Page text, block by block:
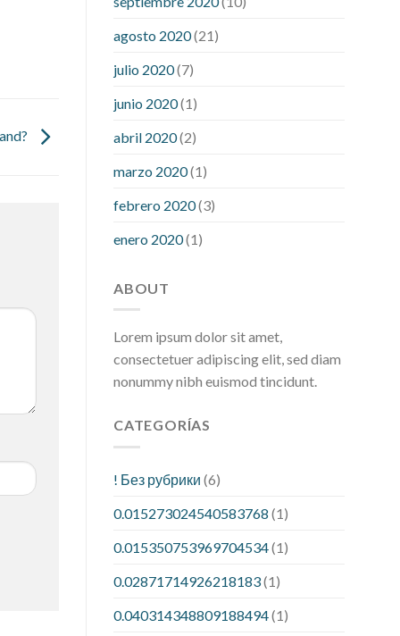
hour after eatingwhat to do when
diabetic blood sugar is high
agosto 2020(21)
julio 2020(7)
junio 2020(1)
abril 2020(2)
marzo 2020(1)
febrero 2020(3)
enero 2020(1)
ABOUT
Lorem ipsum dolor sit amet,
consectetuer adipiscing elit, sed diam
nonummy nibh euismod tincidunt.
CATEGORÍAS
! Без рубрики (6)
0.015273024540583768 (1)
0.015350753969704534(1)
0.02871714926218183(1)
0.040314348809188494(1)